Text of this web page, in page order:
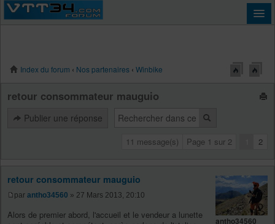
Index du forum ‹ Nos partenaires ‹ Winbike
retour consommateur mauguio
Publier une réponse
11 message(s) Page 1 sur 2 2
retour consommateur mauguio
par antho34560 » 27 Mars 2013, 20:10
Alors de premier abord, l'accueil et le vendeur a lunette
antho34560